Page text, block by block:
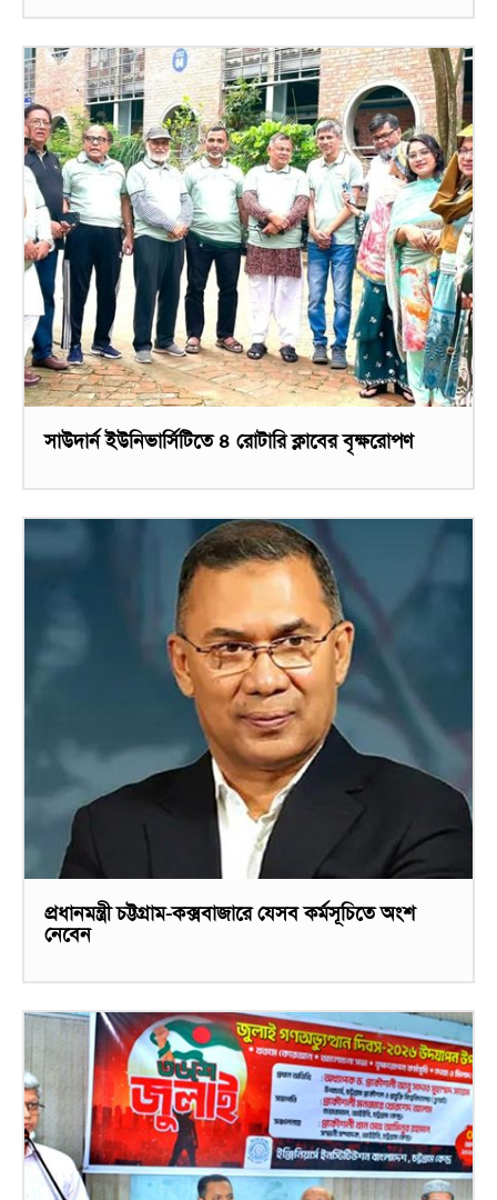
সাউদার্ন ইউনিভার্সিটিতে ৪ রোটারি ক্লাবের বৃক্ষরোপণ
প্রধানমন্ত্রী চট্টগ্রাম-কক্সবাজারে যেসব কর্মসূচিতে অংশ
নেবেন